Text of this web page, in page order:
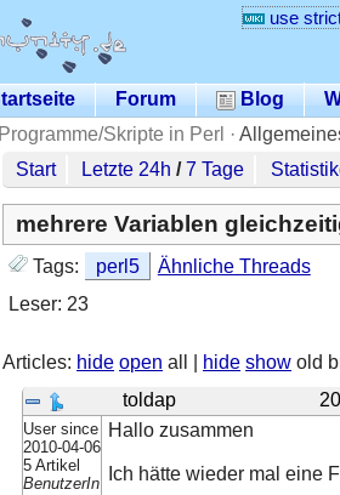
use
Forum Blog
Skripte in Perl ·
Start Letzte 24h /7 Tage
mehrere Variablen
Tags: perl5
Ähnliche Threads
Leser: 23
Articles: hide open all | hide show old
toldap
User since
2010-04-06
5 Artikel
BenutzerIn
Hallo zusammen
Ich hätte wieder mal eine